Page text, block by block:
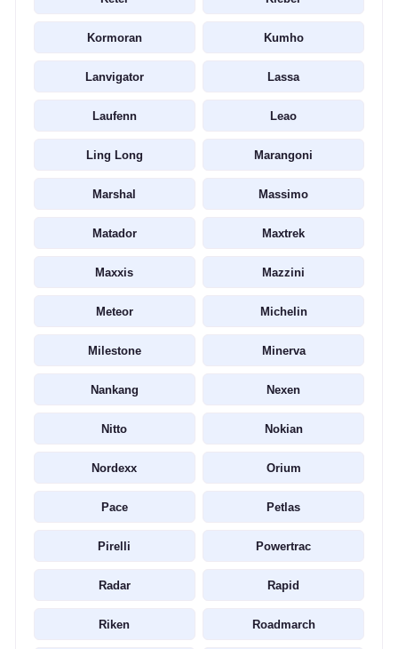
Kormoran Kumho
Lanvigator Lassa
Laufenn Leao
Ling Long Marangoni
Marshal Massimo
Matador Maxtrek
Maxxis Mazzini
Meteor Michelin
Milestone Minerva
Nankang Nexen
Nitto Nokian
Nordexx Orium
Pace Petlas
Pirelli Powertrac
Radar Rapid
Riken Roadmarch